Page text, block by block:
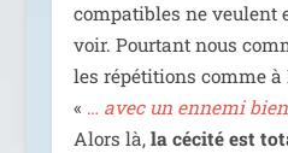
com­pa­tibles ne veulent
voir. Pourtant nous
les répé­ti­tions comme à
« … avec un enne­mi
Alors là, la céci­té est